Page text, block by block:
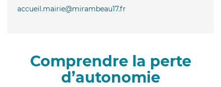
accueil.mairie@mirambeau17.fr
Comprendre la perte
d’autonomie